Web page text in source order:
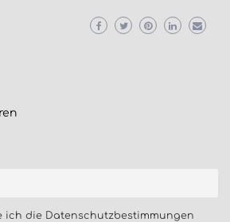
ich die Datenschutzbestimmungen